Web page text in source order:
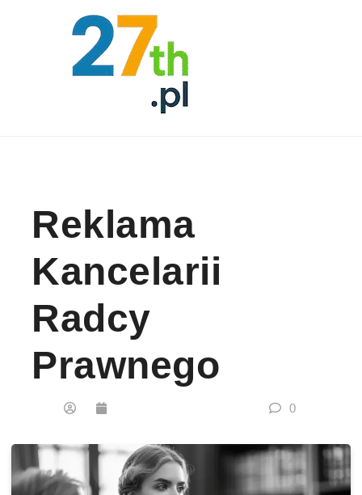
Reklama
Kancelarii
Radcy
Prawnego
0